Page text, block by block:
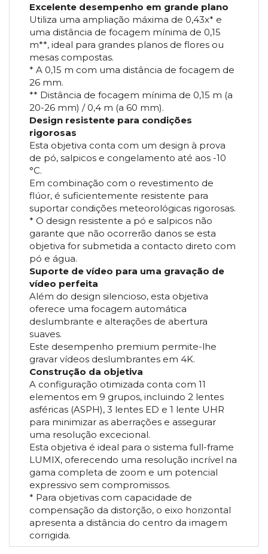
Excelente desempenho em grande plano
Utiliza uma ampliação máxima de 0,43x* e
uma distância de focagem mínima de 0,15
m**, ideal para grandes planos de flores ou
mesas compostas.
* A 0,15 m com uma distância de focagem de
26 mm.
** Distância de focagem mínima de 0,15 m (a
20-26 mm) / 0,4 m (a 60 mm).
Design resistente para condições
rigorosas
Esta objetiva conta com um design à prova
de pó, salpicos e congelamento até aos -10
°C.
Em combinação com o revestimento de
flúor, é suficientemente resistente para
suportar condições meteorológicas rigorosas.
* O design resistente a pó e salpicos não
garante que não ocorrerão danos se esta
objetiva for submetida a contacto direto com
pó e água.
Suporte de vídeo para uma gravação de
vídeo perfeita
Além do design silencioso, esta objetiva
oferece uma focagem automática
deslumbrante e alterações de abertura
suaves.
Este desempenho premium permite-lhe
gravar vídeos deslumbrantes em 4K.
Construção da objetiva
A configuração otimizada conta com 11
elementos em 9 grupos, incluindo 2 lentes
asféricas (ASPH), 3 lentes ED e 1 lente UHR
para minimizar as aberrações e assegurar
uma resolução excecional.
Esta objetiva é ideal para o sistema full-frame
LUMIX, oferecendo uma resolução incrível na
gama completa de zoom e um potencial
expressivo sem compromissos.
* Para objetivas com capacidade de
compensação da distorção, o eixo horizontal
apresenta a distância do centro da imagem
corrigida.